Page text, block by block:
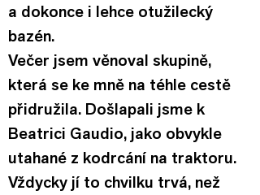
a dokonce i lehce otužilecký
bazén.
Večer jsem věnoval skupině,
která se ke mně na téhle cestě
přidružila. Došlapali jsme k
Beatrici Gaudio, jako obvykle
utahané z kodrcání na traktoru.
Vždycky jí to chvilku trvá, než